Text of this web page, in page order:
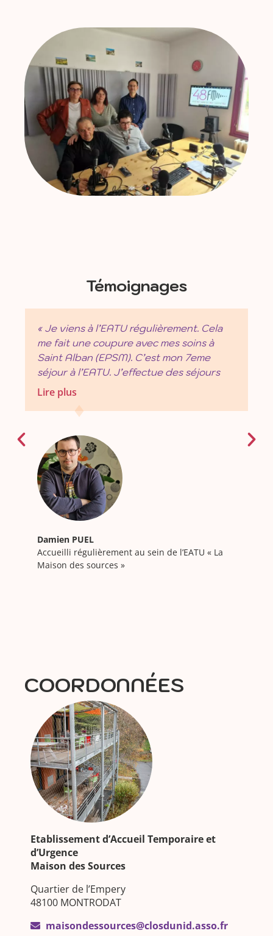
Témoignages
« Je viens à l’EATU régulièrement. Cela
me fait une coupure avec mes soins à
Saint Alban (EPSM). C’est mon 7eme
séjour à l’EATU. J’effectue des séjours
d’une semaine […] Cela me permet de me
focaliser sur mes projets artistiques.
J’aime écrire et je voudrais devenir
[…] Aujourd’hui je souhaiterais intégrer un
foyer d’accueil médicalisé. »
LIRE TOUT LE
TÉMOIGNAGE
Lire plus
Damien PUEL
Accueilli régulièrement au sein de l’EATU « La
Maison des sources »
COORDONNÉES
Etablissement d’Accueil Temporaire et
d’Urgence
Maison des Sources
Quartier de l’Empery
48100 MONTRODAT
maisondessources@closdunid.asso.fr